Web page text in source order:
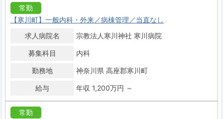
常勤
【寒川町】一般内科・外来／病棟管理／当直なし
求人病院名
宗教法人寒川神社 寒川病院
募集科目 内科
勤務地 神奈川県 高座郡寒川町
給与 年収 1,200万円 ～
常勤